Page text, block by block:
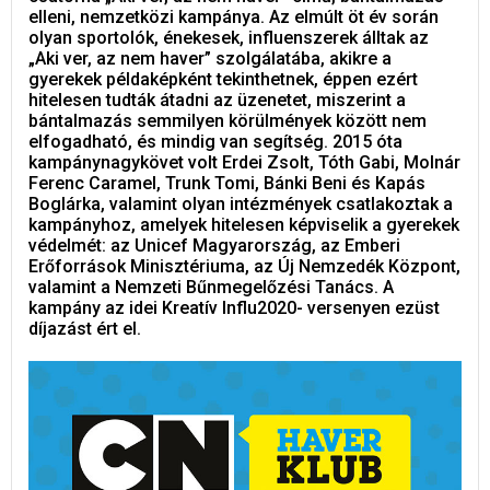
elleni, nemzetközi kampánya. Az elmúlt öt év során
olyan sportolók, énekesek, influenszerek álltak az
„Aki ver, az nem haver” szolgálatába, akikre a
gyerekek példaképként tekinthetnek, éppen ezért
hitelesen tudták átadni az üzenetet, miszerint a
bántalmazás semmilyen körülmények között nem
elfogadható, és mindig van segítség. 2015 óta
kampánynagykövet volt Erdei Zsolt, Tóth Gabi, Molnár
Ferenc Caramel, Trunk Tomi, Bánki Beni és Kapás
Boglárka, valamint olyan intézmények csatlakoztak a
kampányhoz, amelyek hitelesen képviselik a gyerekek
védelmét: az Unicef Magyarország, az Emberi
Erőforrások Minisztériuma, az Új Nemzedék Központ,
valamint a Nemzeti Bűnmegelőzési Tanács. A
kampány az idei Kreatív Influ2020- versenyen ezüst
díjazást ért el.